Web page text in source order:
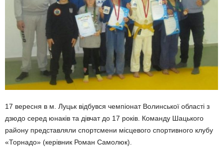
17 вересня в м. Луцьк відбувся чемпіонат Волинської області з
дзюдо серед юнаків та дівчат до 17 років. Команду Шацького
району представляли спортсмени місцевого спортивного клубу
«Торнадо» (керівник Роман Самолюк).